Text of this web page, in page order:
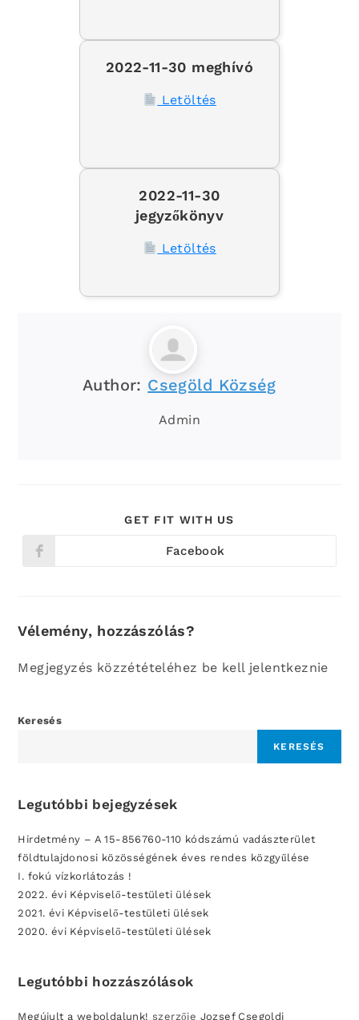
2022-11-30 meghívó
Letöltés
2022-11-30
jegyzőkönyv
Letöltés
Author: Csegöld Község
Admin
GET FIT WITH US
Opens
Facebook
Vélemény, hozzászólás?
Megjegyzés közzétételéhez be kell jelentkeznie
Keresés
KERESÉS
Legutóbbi bejegyzések
Hirdetmény – A 15-856760-110 kódszámú vadászterület
földtulajdonosi közösségének éves rendes közgyűlése
I. fokú vízkorlátozás !
2022. évi Képviselő-testületi ülések
2021. évi Képviselő-testületi ülések
2020. évi Képviselő-testületi ülések
Legutóbbi hozzászólások
Megújult a weboldalunk! szerzője Jozsef Csegoldi